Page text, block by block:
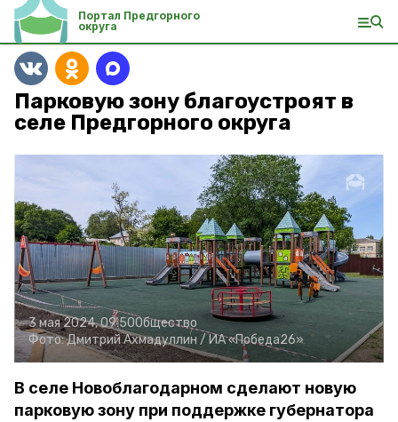
Портал Предгорного
округа
Парковую зону благоустроят в
селе Предгорного округа
3 мая 2024, 09:50Общество
Фото:Дмитрий Ахмадуллин / ИА «Победа26»
В селе Новоблагодарном сделают новую
парковую зону при поддержке губернатора